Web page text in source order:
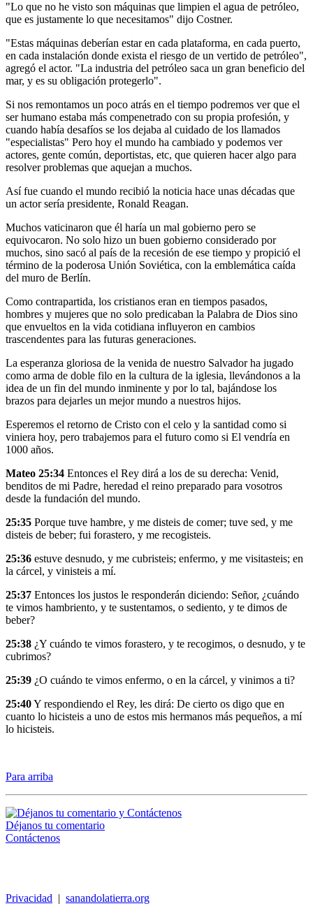
"Lo que no he visto son máquinas que limpien el agua de petróleo,
que es justamente lo que necesitamos" dijo Costner.
"Estas máquinas deberían estar en cada plataforma, en cada puerto,
en cada instalación donde exista el riesgo de un vertido de petróleo",
agregó el actor. "La industria del petróleo saca un gran beneficio del
mar, y es su obligación protegerlo".
Si nos remontamos un poco atrás en el tiempo podremos ver que el
ser humano estaba más compenetrado con su propia profesión, y
cuando había desafíos se los dejaba al cuidado de los llamados
"especialistas" Pero hoy el mundo ha cambiado y podemos ver
actores, gente común, deportistas, etc, que quieren hacer algo para
resolver problemas que aquejan a muchos.
Así fue cuando el mundo recibió la noticia hace unas décadas que
un actor sería presidente, Ronald Reagan.
Muchos vaticinaron que él haría un mal gobierno pero se
equivocaron. No solo hizo un buen gobierno considerado por
muchos, sino sacó al país de la recesión de ese tiempo y propició el
término de la poderosa Unión Soviética, con la emblemática caída
del muro de Berlín.
Como contrapartida, los cristianos eran en tiempos pasados,
hombres y mujeres que no solo predicaban la Palabra de Dios sino
que envueltos en la vida cotidiana influyeron en cambios
trascendentes para las futuras generaciones.
La esperanza gloriosa de la venida de nuestro Salvador ha jugado
como arma de doble filo en la cultura de la iglesia, llevándonos a la
idea de un fin del mundo inminente y por lo tal, bajándose los
brazos para dejarles un mejor mundo a nuestros hijos.
Esperemos el retorno de Cristo con el celo y la santidad como si
viniera hoy, pero trabajemos para el futuro como si El vendría en
1000 años.
Mateo 25:34 Entonces el Rey dirá a los de su derecha: Venid,
benditos de mi Padre, heredad el reino preparado para vosotros
desde la fundación del mundo.
25:35 Porque tuve hambre, y me disteis de comer; tuve sed, y me
disteis de beber; fui forastero, y me recogisteis.
25:36 estuve desnudo, y me cubristeis; enfermo, y me visitasteis; en
la cárcel, y vinisteis a mí.
25:37 Entonces los justos le responderán diciendo: Señor, ¿cuándo
te vimos hambriento, y te sustentamos, o sediento, y te dimos de
beber?
25:38 ¿Y cuándo te vimos forastero, y te recogimos, o desnudo, y te
cubrimos?
25:39 ¿O cuándo te vimos enfermo, o en la cárcel, y vinimos a ti?
25:40Y respondiendo el Rey, les dirá: De cierto os digo que en
cuanto lo hicisteis a uno de estos mis hermanos más pequeños, a mí
lo hicisteis.
Para arriba
Déjanos tu comentario
Contáctenos
Privacidad | sanandolatierra.org